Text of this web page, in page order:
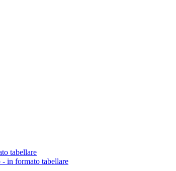
tabellare
- in formato tabellare